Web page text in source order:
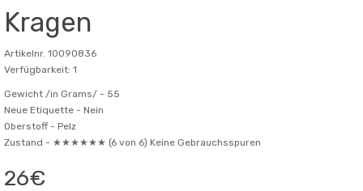
Kragen
Artikelnr. 10090836
Verfügbarkeit: 1
Gewicht /in Grams/ - 55
Neue Etiquette - Nein
Oberstoff - Pelz
Zustand - ★★★★★★ (6 von 6) Keine Gebrauchsspuren
26€